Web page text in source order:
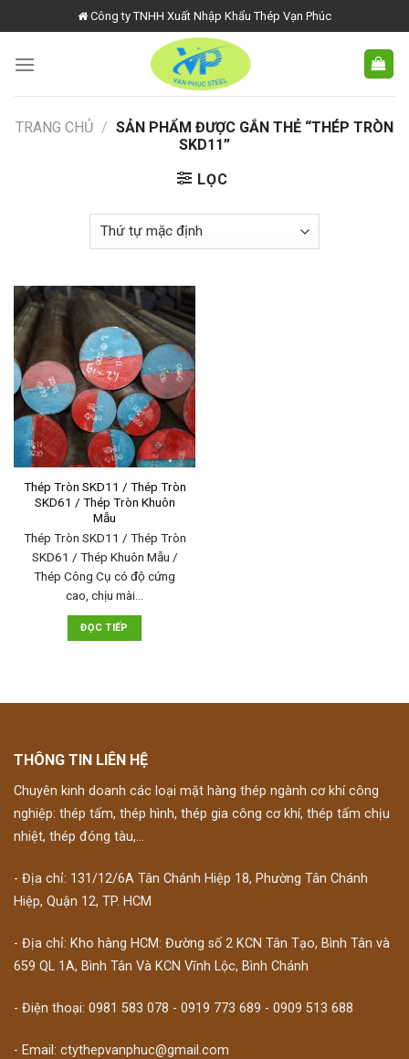
to
content
Công ty TNHH Xuất Nhập Khẩu Thép Vạn Phúc
TRANG CHỦ / SẢN PHẨM ĐƯỢC GẮN THẺ “THÉP TRÒN
SKD11”
LỌC
Thép Tròn SKD11 / Thép Tròn
SKD61 / Thép Tròn Khuôn
Mẫu
Thép Tròn SKD11 / Thép Tròn
SKD61 / Thép Khuôn Mẫu /
Thép Công Cụ có độ cứng
cao, chịu mài…
ĐỌC TIẾP
THÔNG TIN LIÊN HỆ
Chuyên kinh doanh các loại mặt hàng thép ngành cơ khí công
nghiệp: thép tấm, thép hình, thép gia công cơ khí, thép tấm chịu
nhiệt, thép đóng tàu,...
- Địa chỉ: 131/12/6A Tân Chánh Hiệp 18, Phường Tân Chánh
Hiệp, Quận 12, TP. HCM
- Địa chỉ: Kho hàng HCM: Đường số 2 KCN Tân Tạo, Bình Tân và
659 QL 1A, Bình Tân Và KCN Vĩnh Lộc, Bình Chánh
- Điện thoại: 0981 583 078 - 0919 773 689 - 0909 513 688
- Email: ctythepvanphuc@gmail.com